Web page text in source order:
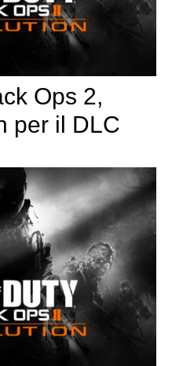
Ops 2,
per il DLC